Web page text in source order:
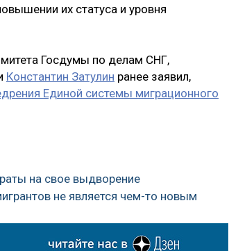
их статуса и уровня
Госдумы по делам СНГ,
Константин Затулин ранее заявил,
Единой системы миграционного
на свое выдворение
не является чем-то новым